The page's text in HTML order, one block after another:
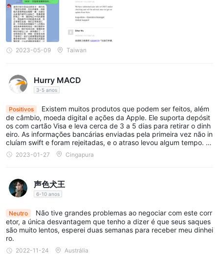
a opção mais adequada às suas necessidades.
Plataforma de negociação
Seventy Brokersoferece aos seus traders uma experiência de
negociação de ponta através da renomada plataforma
pelas suas características avançadas, capacidades robustas e
interface fácil de utilizar, tornando-a uma escolha preferida
Características principais:
Negociação de múltiplos ativos: Com o MT5, os traders podem
acessar uma ampla gama de instrumentos financeiros, incluindo
Forex, commodities, ações, índices e criptomoedas, tudo a
partir de uma única plataforma. Esta seleção diversificada de
negociação.
Ferramentas avançadas de gráficos: MT5 fornece uma ampla
gama de ferramentas e indicadores de análise técnica,
capacitando os traders a conduzir análises de mercado
aprofundadas. Gráficos e prazos personalizáveis ​​aumentam
ainda mais a precisão na tomada de decisões.
2023-05-09 Taiwan
Hurry MACD
3-5 anos
Positivos
Existem muitos produtos que podem ser feitos, além
de câmbio, moeda digital e ações da Apple. Ele suporta depósit
os com cartão Visa e leva cerca de 3 a 5 dias para retirar o dinh
eiro. As informações bancárias enviadas pela primeira vez não in
cluíam swift e foram rejeitadas, e o atraso levou algum tempo. O
spread é normal, nem muito alto nem muito baixo. Os vários indi
cadores de análise feitos pela própria plataforma são muito bon
m mostra que todas as ordens estão vinculadas à liquidez, não a
um mercado negro. Embora seja um pouco inconveniente, pode
2023-01-27 Cingapura
声色犬王
6-10 anos
Neutro
Não tive grandes problemas ao negociar com este corr
etor, a única desvantagem que tenho a dizer é que seus saques
são muito lentos, esperei duas semanas para receber meu dinhei
ro.
2022-11-24 Austrália